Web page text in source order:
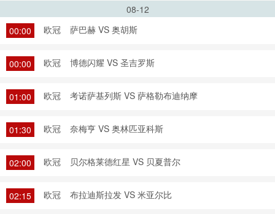
08-12
00:00
欧冠 萨巴赫 VS 奥胡斯
00:00 欧冠 博德闪耀 VS 圣吉罗斯
01:00 欧冠 考诺萨基列斯 VS 萨格勒布迪纳摩
01:30 欧冠 奈梅亨 VS 奥林匹亚科斯
02:00 欧冠 贝尔格莱德红星 VS 贝夏普尔
02:15 欧冠 布拉迪斯拉发 VS 米亚尔比